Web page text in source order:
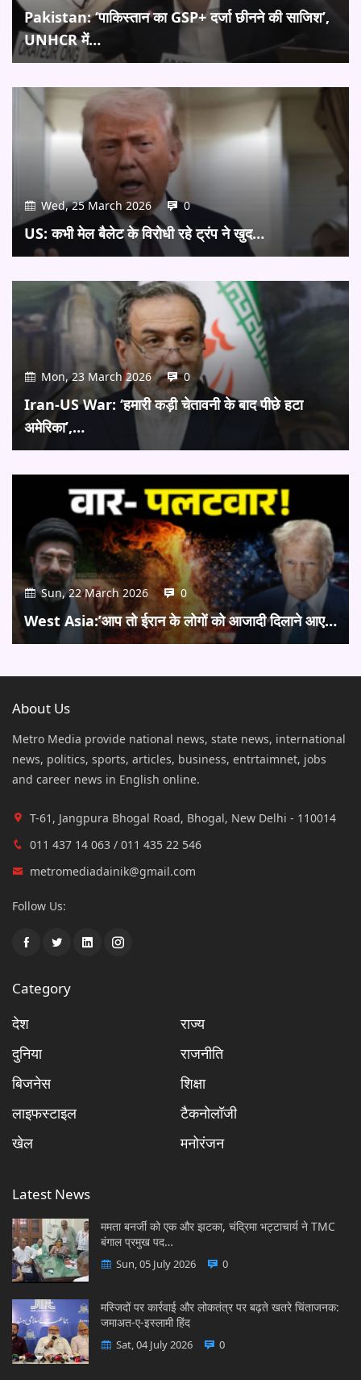
Pakistan: ‘पाकिस्तान का GSP+ दर्जा छीनने की साजिश’,
UNHCR में…
Wed, 25 March 2026 0
US: कभी मेल बैलेट के विरोधी रहे ट्रंप ने खुद…
Mon, 23 March 2026 0
Iran-US War: ‘हमारी कड़ी चेतावनी के बाद पीछे हटा
अमेरिका’,…
Sun, 22 March 2026 0
West Asia:’आप तो ईरान के लोगों को आजादी दिलाने आए…
About Us
Metro Media provide national news, state news, international
news, politics, sports, articles, business, entrtaimnet, jobs
and career news in English online.
T-61, Jangpura Bhogal Road, Bhogal, New Delhi - 110014
011 437 14 063 / 011 435 22 546
metromediadainik@gmail.com
Follow Us:
Category
देश
राज्य
दुनिया
राजनीति
बिजनेस
शिक्षा
लाइफस्टाइल
टैकनोलॉजी
खेल
मनोरंजन
Latest News
ममता बनर्जी को एक और झटका, चंद्रिमा भट्टाचार्य ने TMC
बंगाल प्रमुख पद…
Sun, 05 July 2026 0
मस्जिदों पर कार्रवाई और लोकतंत्र पर बढ़ते खतरे चिंताजनक:
जमाअत-ए-इस्लामी हिंद
Sat, 04 July 2026 0